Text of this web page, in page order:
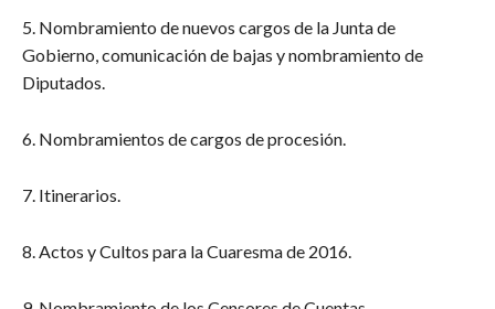
5. Nombramiento de nuevos cargos de la Junta de
Gobierno, comunicación de bajas y nombramiento de
Diputados.
6. Nombramientos de cargos de procesión.
7. Itinerarios.
8. Actos y Cultos para la Cuaresma de 2016.